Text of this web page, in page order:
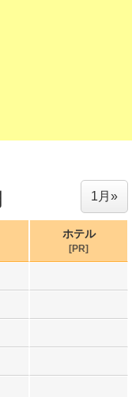
1月»
ホテル
[PR]